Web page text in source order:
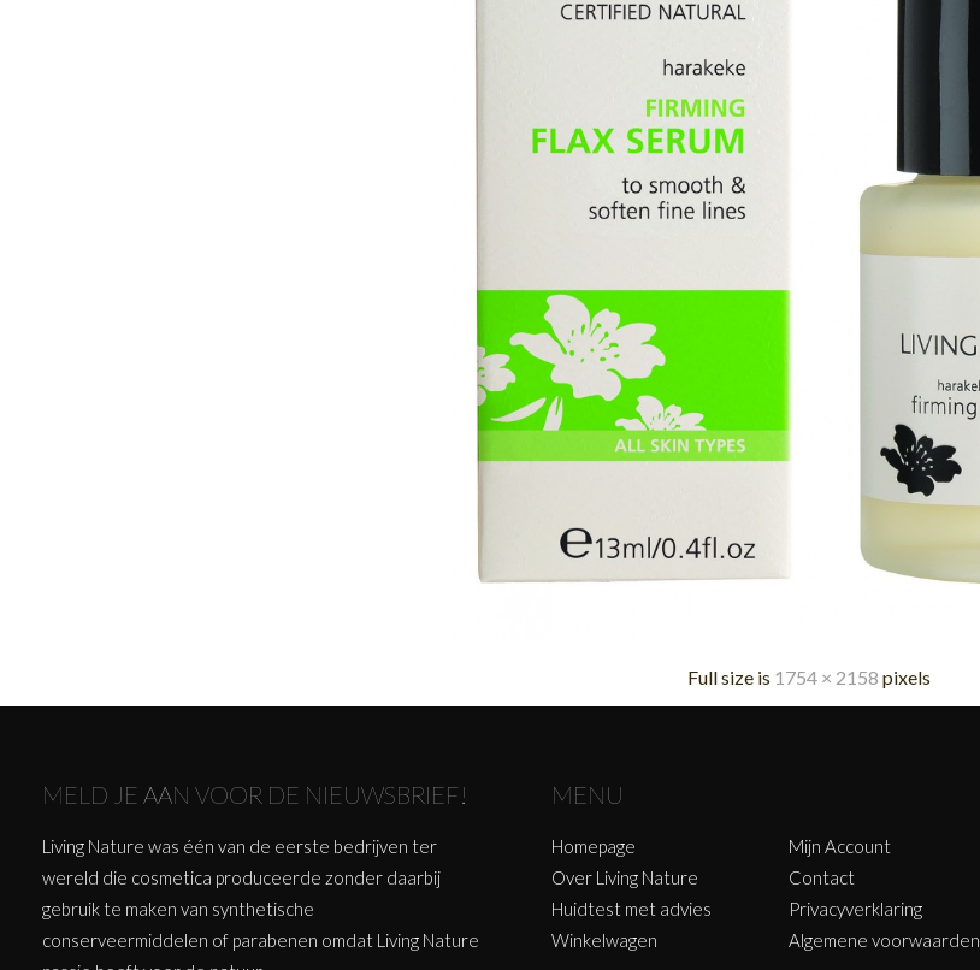
Full size is 1754 × 2158 pixels
MELD JE AAN VOOR DE NIEUWSBRIEF!
Living Nature was één van de eerste bedrijven ter
wereld die cosmetica produceerde zonder daarbij
gebruik te maken van synthetische
conserveermiddelen of parabenen omdat Living Nature
MENU
Homepage
Over Living Nature
Huidtest met advies
Winkelwagen
Mijn Account
Contact
Privacyverklaring
Algemene voorwaarden